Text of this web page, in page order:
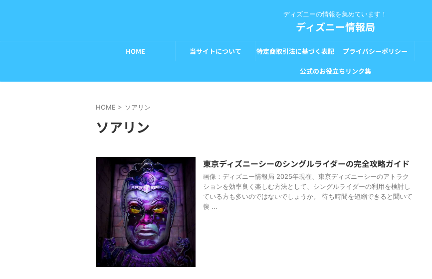
ディズニーの情報を集めています！
ディズニー情報局
HOME 当サイトについて 特定商取引法に基づく表記 プライバシーポリシー
公式のお役立ちリンク集
HOME > ソアリン
ソアリン
東京ディズニーシーのシングルライダーの完全攻略ガイド
画像：ディズニー情報局 2025年現在、東京ディズニーシーのアトラク
ションを効率良く楽しむ方法として、シングルライダーの利用を検討し
ている方も多いのではないでしょうか。 待ち時間を短縮できると聞いて
復 ...